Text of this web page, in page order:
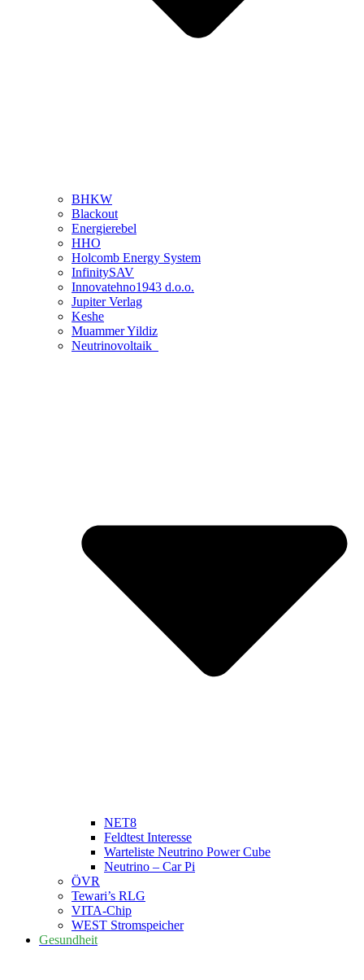
BHKW
Blackout
Energierebel
HHO
Holcomb Energy System
InfinitySAV
Innovatehno1943 d.o.o.
Jupiter Verlag
Keshe
Muammer Yildiz
Neutrinovoltaik
NET8
Feldtest Interesse
Warteliste Neutrino Power Cube
Neutrino – Car Pi
ÖVR
Tewari’s RLG
VITA-Chip
WEST Stromspeicher
Gesundheit